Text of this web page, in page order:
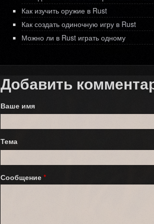
Как изучить оружие в Rust
Как создать одиночную игру в Rust
Можно ли в Rust играть одному
Добавить
Ваше имя
Тема
Сообщение *